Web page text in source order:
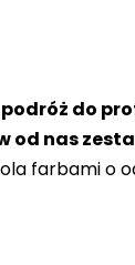
do
od nas
farbami o